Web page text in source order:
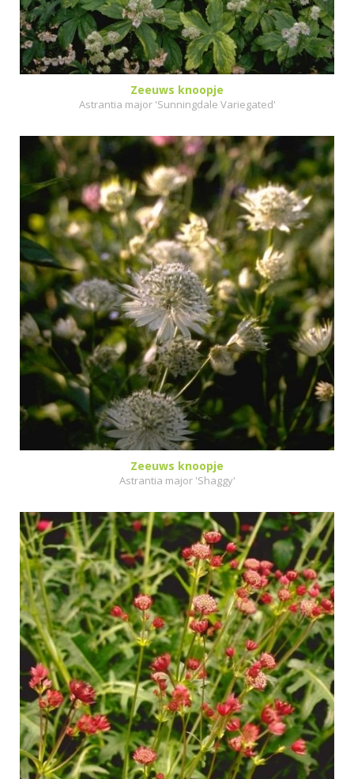
Zeeuws knoopje
Astrantia major 'Sunningdale Variegated'
Zeeuws knoopje
Astrantia major 'Shaggy'